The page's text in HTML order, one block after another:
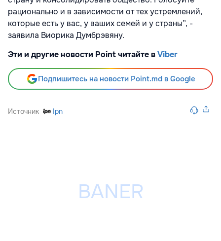
рационально и в зависимости от тех устремлений,
которые есть у вас, у ваших семей и у страны”, -
заявила Виорика Думбрэвяну.
Эти и другие новости Point читайте вViber
Подпишитесь на новости Point.md в Google
Источник Ipn